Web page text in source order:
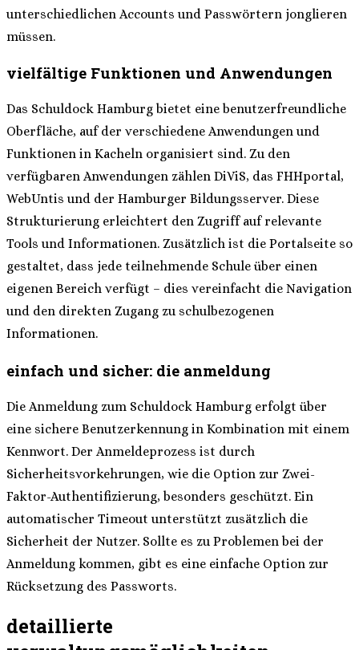
unterschiedlichen Accounts und Passwörtern jonglieren
müssen.
vielfältige Funktionen und Anwendungen
Das Schuldock Hamburg bietet eine benutzerfreundliche
Oberfläche, auf der verschiedene Anwendungen und
Funktionen in Kacheln organisiert sind. Zu den
verfügbaren Anwendungen zählen DiViS, das FHHportal,
WebUntis und der Hamburger Bildungsserver. Diese
Strukturierung erleichtert den Zugriff auf relevante
Tools und Informationen. Zusätzlich ist die Portalseite so
gestaltet, dass jede teilnehmende Schule über einen
eigenen Bereich verfügt – dies vereinfacht die Navigation
und den direkten Zugang zu schulbezogenen
Informationen.
einfach und sicher: die anmeldung
Die Anmeldung zum Schuldock Hamburg erfolgt über
eine sichere Benutzerkennung in Kombination mit einem
Kennwort. Der Anmeldeprozess ist durch
Sicherheitsvorkehrungen, wie die Option zur Zwei-
Faktor-Authentifizierung, besonders geschützt. Ein
automatischer Timeout unterstützt zusätzlich die
Sicherheit der Nutzer. Sollte es zu Problemen bei der
Anmeldung kommen, gibt es eine einfache Option zur
Rücksetzung des Passworts.
detaillierte